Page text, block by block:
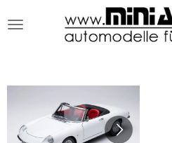
Hauptinhalt